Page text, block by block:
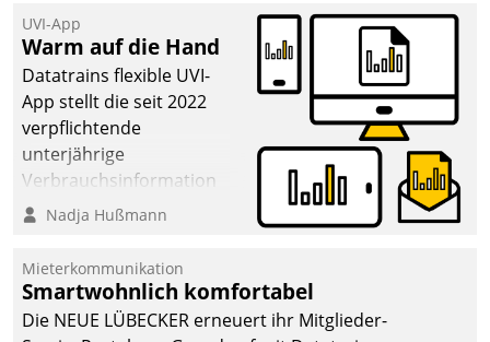
datengestützte
Entscheidungen.
UVI-App
Warm auf die Hand
Datatrains flexible UVI-
App stellt die seit 2022
verpflichtende
unterjährige
Verbrauchsinformation
schnell, zuverlässig und
Die monatlichen
Mitteilungen zum
Heizungs- und
Nadja Hußmann
Mieterkommunikation
Smartwohnlich komfortabel
Die NEUE LÜBECKER erneuert ihr Mitglieder-